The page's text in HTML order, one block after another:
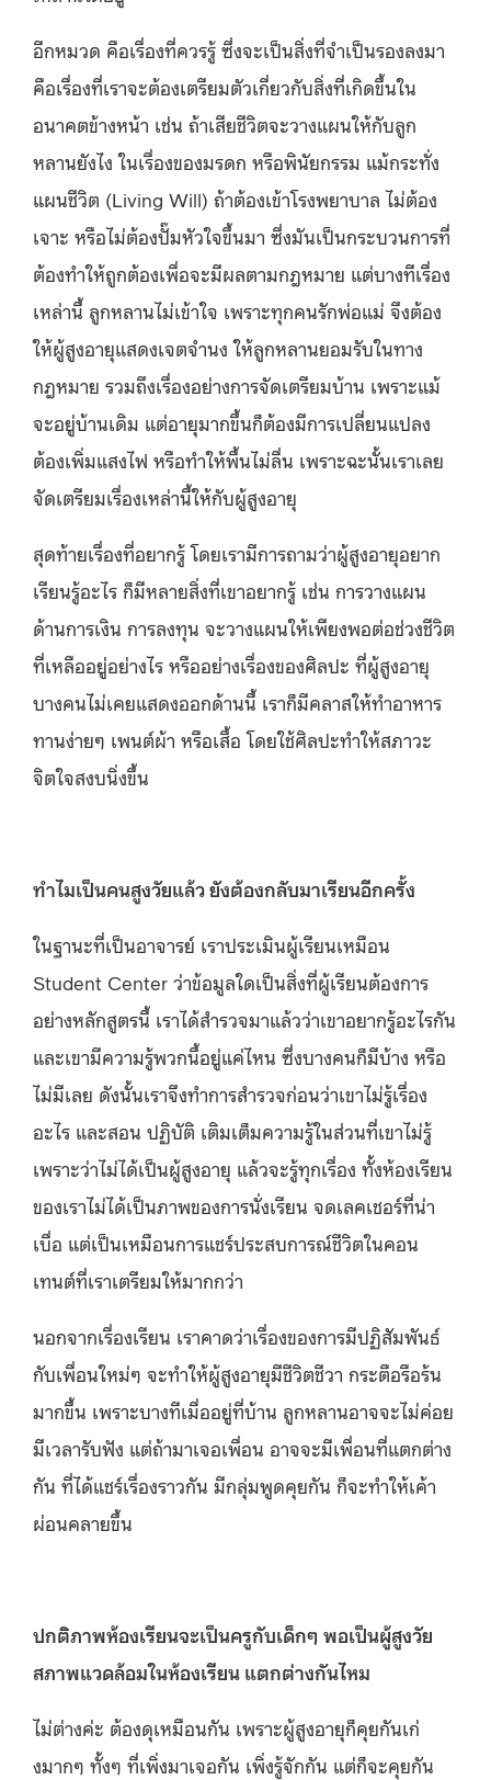
อีกหมวด คือเรื่องที่ควรรู้ ซึ่งจะเป็นสิ่งที่จำเป็นรองลงมา
คือเรื่องที่เราจะต้องเตรียมตัวเกี่ยวกับสิ่งที่เกิดขึ้นใน
อนาคตข้างหน้า เช่น ถ้าเสียชีวิตจะวางแผนให้กับลูก
หลานยังไง ในเรื่องของมรดก หรือพินัยกรรม แม้กระทั่ง
แผนชีวิต (Living Will) ถ้าต้องเข้าโรงพยาบาล ไม่ต้อง
เจาะ หรือไม่ต้องปั๊มหัวใจขึ้นมา ซึ่งมันเป็นกระบวนการที่
ต้องทำให้ถูกต้องเพื่อจะมีผลตามกฎหมาย แต่บางทีเรื่อง
เหล่านี้ ลูกหลานไม่เข้าใจ เพราะทุกคนรักพ่อแม่ จึงต้อง
ให้ผู้สูงอายุแสดงเจตจำนง ให้ลูกหลานยอมรับในทาง
กฎหมาย รวมถึงเรื่องอย่างการจัดเตรียมบ้าน เพราะแม้
จะอยู่บ้านเดิม แต่อายุมากขึ้นก็ต้องมีการเปลี่ยนแปลง
ต้องเพิ่มแสงไฟ หรือทำให้พื้นไม่ลื่น เพราะฉะนั้นเราเลย
จัดเตรียมเรื่องเหล่านี้ให้กับผู้สูงอายุ
สุดท้ายเรื่องที่อยากรู้ โดยเรามีการถามว่าผู้สูงอายุอยาก
เรียนรู้อะไร ก็มีหลายสิ่งที่เขาอยากรู้ เช่น การวางแผน
ด้านการเงิน การลงทุน จะวางแผนให้เพียงพอต่อช่วงชีวิต
ที่เหลืออยู่อย่างไร หรืออย่างเรื่องของศิลปะ ที่ผู้สูงอายุ
บางคนไม่เคยแสดงออกด้านนี้ เราก็มีคลาสให้ทำอาหาร
ทานง่ายๆ เพนต์ผ้า หรือเสื้อ โดยใช้ศิลปะทำให้สภาวะ
จิตใจสงบนิ่งขึ้น
ทำไมเป็นคนสูงวัยแล้ว ยังต้องกลับมาเรียนอีกครั้ง
ในฐานะที่เป็นอาจารย์ เราประเมินผู้เรียนเหมือน
Student Center ว่าข้อมูลใดเป็นสิ่งที่ผู้เรียนต้องการ
อย่างหลักสูตรนี้ เราได้สำรวจมาแล้วว่าเขาอยากรู้อะไรกัน
และเขามีความรู้พวกนี้อยู่แค่ไหน ซึ่งบางคนก็มีบ้าง หรือ
ไม่มีเลย ดังนั้นเราจึงทำการสำรวจก่อนว่าเขาไม่รู้เรื่อง
อะไร และสอน ปฏิบัติ เติมเต็มความรู้ในส่วนที่เขาไม่รู้
เพราะว่าไม่ได้เป็นผู้สูงอายุ แล้วจะรู้ทุกเรื่อง ทั้งห้องเรียน
ของเราไม่ได้เป็นภาพของการนั่งเรียน จดเลคเชอร์ที่น่า
เบื่อ แต่เป็นเหมือนการแชร์ประสบการณ์ชีวิตในคอน
เทนต์ที่เราเตรียมให้มากกว่า
นอกจากเรื่องเรียน เราคาดว่าเรื่องของการมีปฏิสัมพันธ์
กับเพื่อนใหม่ๆ จะทำให้ผู้สูงอายุมีชีวิตชีวา กระตือรือร้น
มากขึ้น เพราะบางทีเมื่ออยู่ที่บ้าน ลูกหลานอาจจะไม่ค่อย
มีเวลารับฟัง แต่ถ้ามาเจอเพื่อน อาจจะมีเพื่อนที่แตกต่าง
กัน ที่ได้แชร์เรื่องราวกัน มีกลุ่มพูดคุยกัน ก็จะทำให้เค้า
ผ่อนคลายขึ้น
ปกติภาพห้องเรียนจะเป็นครูกับเด็กๆ พอเป็นผู้สูงวัย
สภาพแวดล้อมในห้องเรียน แตกต่างกันไหม
ไม่ต่างค่ะ ต้องดุเหมือนกัน เพราะผู้สูงอายุก็คุยกันเก่
งมากๆ ทั้งๆ ที่เพิ่งมาเจอกัน เพิ่งรู้จักกัน แต่ก็จะคุยกัน